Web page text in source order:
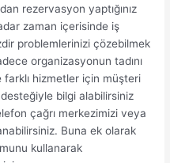
rezervasyon yaptığınız
zaman içerisinde iş
problemlerinizi çözebilmek
organizasyonun tadını
farklı hizmetler için müşteri
bilgi alabilirsiniz
çağrı merkezimizi veya
Buna ek olarak
kullanarak